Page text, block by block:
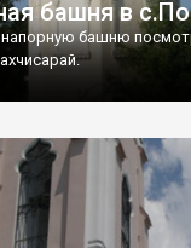
башня в
башню